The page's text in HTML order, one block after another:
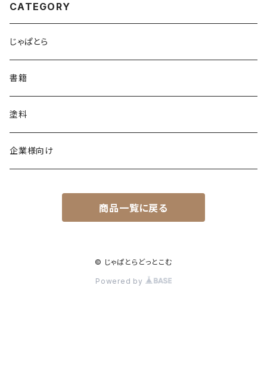
CATEGORY
じゃぱとら
書籍
塗料
企業様向け
商品一覧に戻る
© じゃぱとらどっとこむ
Powered by